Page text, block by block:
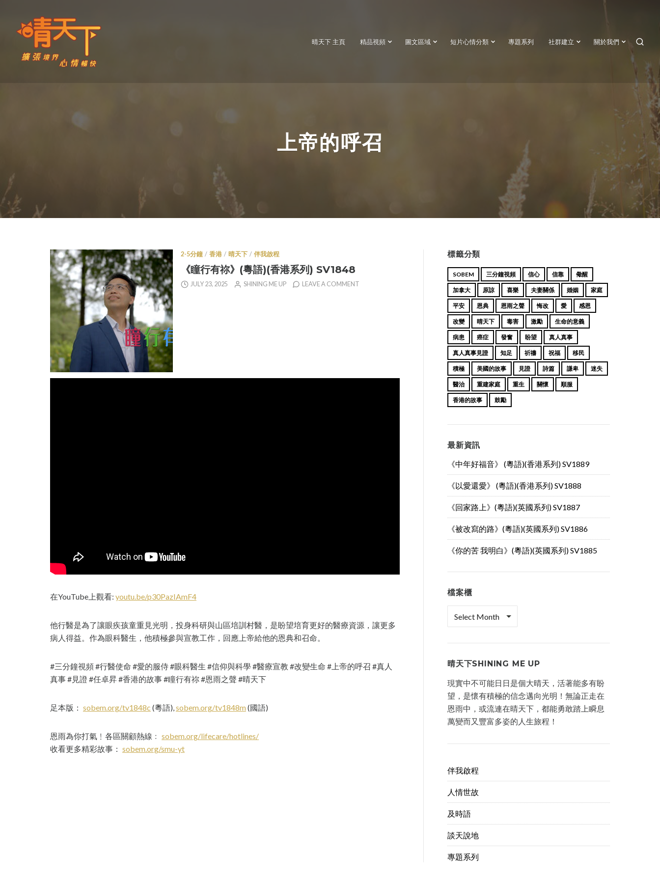
content
晴天下 主頁 精品視頻 圖文區域 短片心情分類 專題系列 社群建立 關於我們
上帝的呼召
2-5分鐘 / 香港 / 晴天下 / 伴我啟程
《瞳行有祢》(粵語)(香港系列) SV1848
JULY 23, 2025 SHINING ME UP LEAVE A COMMENT
在YouTube上觀看: youtu.be/p30PazIAmF4
他行醫是為了讓眼疾孩童重見光明，投身科研與山區培訓村醫，是盼望培育更好的醫療資源，讓更多
病人得益。作為眼科醫生，他積極參與宣教工作，回應上帝給他的恩典和召命。
#三分鐘視頻 #行醫使命 #愛的服侍 #眼科醫生 #信仰與科學 #醫療宣教 #改變生命 #上帝的呼召 #真人
真事 #見證 #任卓昇 #香港的故事 #瞳行有祢 #恩雨之聲 #晴天下
足本版： sobem.org/tv1848c (粵語),sobem.org/tv1848m(國語)
恩雨為你打氣﹗各區關顧熱線﹕ sobem.org/lifecare/hotlines/
收看更多精彩故事： sobem.org/smu-yt
標籤分類
SOBEM 三分鐘視頻 信心 信靠 儆醒
加拿大 原諒 喜樂 夫妻關係 婚姻 家庭
平安 恩典 恩雨之聲 悔改 愛 感恩
改變 晴天下 毒害 激勵 生命的意義
病患 癌症 發奮 盼望 真人真事
真人真事見證 知足 祈禱 祝福 移民
積極 美國的故事 見證 詩篇 謙卑 迷失
醫治 重建家庭 重生 關懷 順服
香港的故事 鼓勵
最新資訊
《中年好福音》 (粵語)(香港系列) SV1889
《以愛還愛》 (粵語)(香港系列) SV1888
《回家路上》(粵語)(英國系列) SV1887
《被改寫的路》(粵語)(英國系列) SV1886
《你的苦 我明白》(粵語)(英國系列) SV1885
檔案櫃
晴天下SHINING ME UP
現實中不可能日日是個大晴天，活著能多有盼
望，是懷有積極的信念邁向光明！無論正走在
恩雨中，或流連在晴天下，都能勇敢踏上瞬息
萬變而又豐富多姿的人生旅程！
伴我啟程
人情世故
及時語
談天說地
專題系列